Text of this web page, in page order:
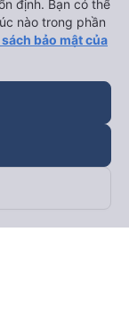
định. Bạn có thể
nào trong phần
bảo mật của